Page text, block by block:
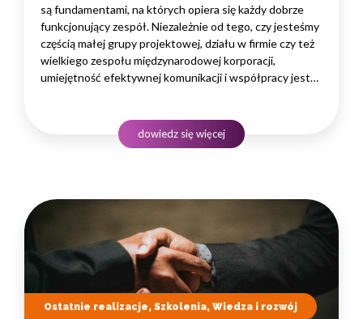
są fundamentami, na których opiera się każdy dobrze
funkcjonujący zespół. Niezależnie od tego, czy jesteśmy
częścią małej grupy projektowej, działu w firmie czy też
wielkiego zespołu międzynarodowej korporacji,
umiejętność efektywnej komunikacji i współpracy jest
komunikacji i współpracy w zespole. Będziemy zgłębiać
kluczowe elementy skutecznej komunikacji, takie…
dowiedz się więcej
Ostatnie realizacje, Szkolenia, Wiedza i rozwój